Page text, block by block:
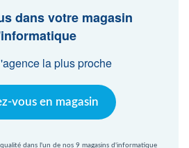
Windows
Agent Mac
Nl
dans votre magasin
la plus proche
vous en magasin
dans l'un de nos 9 magasins d'informatique